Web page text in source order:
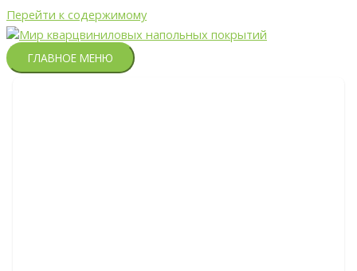
Перейти к содержимому
ГЛАВНОЕ МЕНЮ